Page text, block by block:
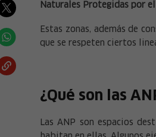
Naturales Protegidas por el
Estas zonas, además de
que se respeten ciertos
¿Qué son las
Las ANP son espacios